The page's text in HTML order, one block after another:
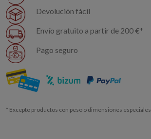
Devolución fácil
Envío gratuito a partir de 200 €*
Pago seguro
* Excepto productos con peso o dimensiones especiales.